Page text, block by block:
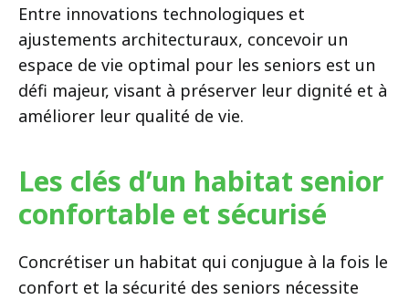
Entre innovations technologiques et
ajustements architecturaux, concevoir un
espace de vie optimal pour les seniors est un
défi majeur, visant à préserver leur dignité et à
améliorer leur qualité de vie.
Les clés d’un habitat senior
confortable et sécurisé
Concrétiser un habitat qui conjugue à la fois le
confort et la sécurité des seniors nécessite